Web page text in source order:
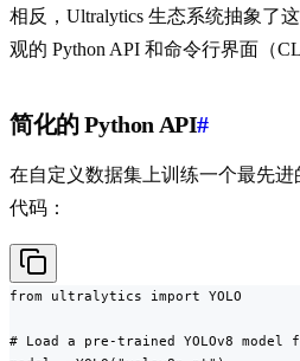
相反，Ultralytics 生态系统抽象了
观的 Python API 和命令行界面（
简化的 Python API#
在自定义数据集上训练一个最先
代码：
from ultralytics import YOLO
# Load a pre-trained YOLOv8